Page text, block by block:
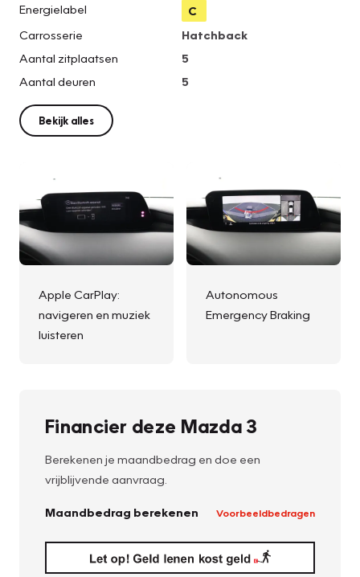
Energielabel
C
Carrosserie
Hatchback
Aantal zitplaatsen
5
Aantal deuren
5
Bekijk alles
Apple CarPlay:
navigeren en muziek
luisteren
Autonomous
Emergency Braking
Financier deze Mazda 3
Berekenen je maandbedrag en doe een
vrijblijvende aanvraag.
Maandbedrag berekenen Voorbeeldbedragen